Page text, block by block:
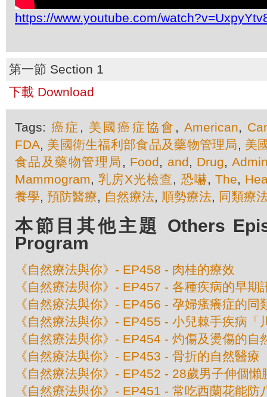
https://www.youtube.com/
第一節 Section 1
下載 Download
Tags:癌症 , 美國癌症協會 , American,
FDA, 美國衛生福利部食品及藥物管理局, 美
食品及藥物管理局 , Food, and, Drug,
Mammogram,乳房X光檢查, 恐嚇, The,
養學, 預防醫療, 自然療法, 順勢療法, 同類療
本節目其他主題 Others
Program
《自然療法與你》- EP458 - 肉桂的療效
《自然療法與你》- EP457 - 各種疾病的早期
《自然療法與你》- EP456 - 孕婦瘙癢症的同
《自然療法與你》- EP455 - 小兒棘手疾病「
《自然療法與你》- EP454 - 灼傷及燙傷的自
《自然療法與你》- EP453 - 骨折的自然醫療
《自然療法與你》- EP452 - 28歲男子伸個
《自然療法與你》- EP451 - 常吃西蘭花能防